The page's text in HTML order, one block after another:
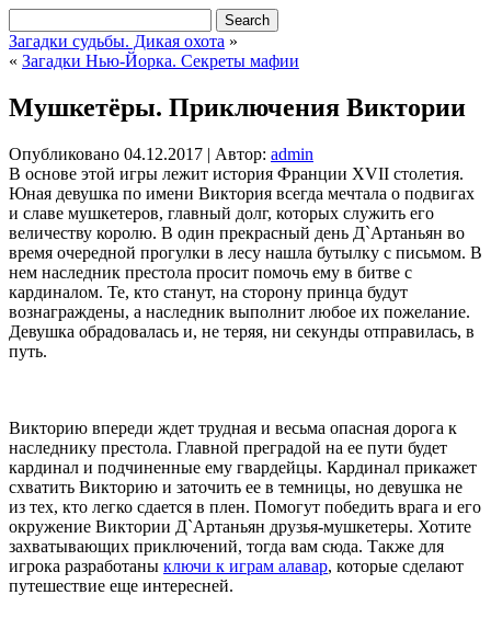
Загадки судьбы. Дикая охота »
« Загадки Нью-Йорка. Секреты мафии
Мушкетёры. Приключения Виктории
Опубликовано 04.12.2017 | Автор: admin
В основе этой игры лежит история Франции XVII столетия.
Юная девушка по имени Виктория всегда мечтала о подвигах
и славе мушкетеров, главный долг, которых служить его
величеству королю. В один прекрасный день Д`Артаньян во
время очередной прогулки в лесу нашла бутылку с письмом. В
нем наследник престола просит помочь ему в битве с
кардиналом. Те, кто станут, на сторону принца будут
вознаграждены, а наследник выполнит любое их пожелание.
Девушка обрадовалась и, не теряя, ни секунды отправилась, в
путь.
Викторию впереди ждет трудная и весьма опасная дорога к
наследнику престола. Главной преградой на ее пути будет
кардинал и подчиненные ему гвардейцы. Кардинал прикажет
схватить Викторию и заточить ее в темницы, но девушка не
из тех, кто легко сдается в плен. Помогут победить врага и его
окружение Виктории Д`Артаньян друзья-мушкетеры. Хотите
захватывающих приключений, тогда вам сюда. Также для
игрока разработаны ключи к играм алавар, которые сделают
путешествие еще интересней.